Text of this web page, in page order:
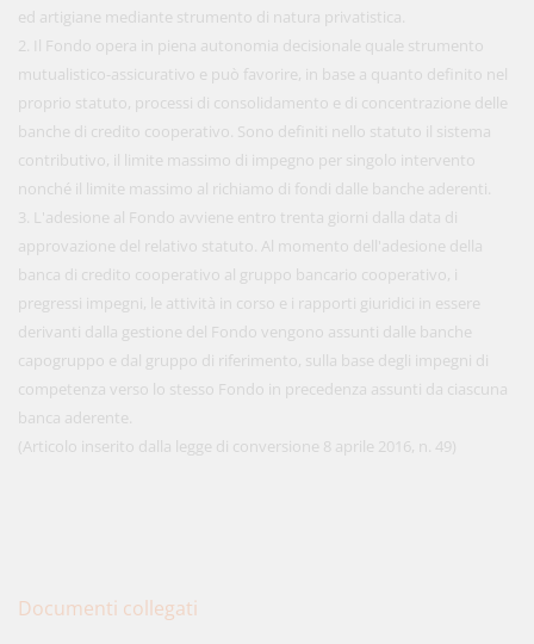
ed artigiane mediante strumento di natura privatistica.
2. Il Fondo opera in piena autonomia decisionale quale strumento
mutualistico-assicurativo e può favorire, in base a quanto definito nel
proprio statuto, processi di consolidamento e di concentrazione delle
banche di credito cooperativo. Sono definiti nello statuto il sistema
contributivo, il limite massimo di impegno per singolo intervento
nonché il limite massimo al richiamo di fondi dalle banche aderenti.
3. L'adesione al Fondo avviene entro trenta giorni dalla data di
approvazione del relativo statuto. Al momento dell'adesione della
banca di credito cooperativo al gruppo bancario cooperativo, i
pregressi impegni, le attività in corso e i rapporti giuridici in essere
derivanti dalla gestione del Fondo vengono assunti dalle banche
capogruppo e dal gruppo di riferimento, sulla base degli impegni di
competenza verso lo stesso Fondo in precedenza assunti da ciascuna
banca aderente.
(Articolo inserito dalla legge di conversione 8 aprile 2016, n. 49)
Documenti collegati